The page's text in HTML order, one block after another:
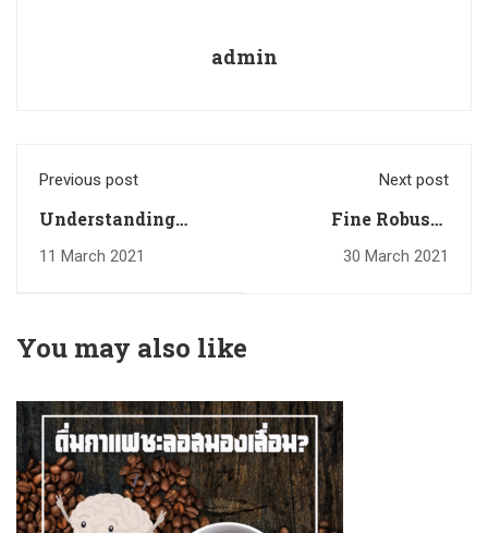
admin
Previous post
Understanding
Water Activity in
11 March 2021
Next post
Fine Robusta
Cupping Form
30 March 2021
You may also like